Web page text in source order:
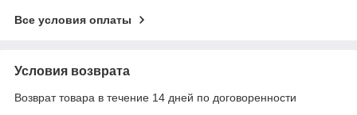
Все условия оплаты
Условия возврата
Возврат товара в течение 14 дней по договоренности